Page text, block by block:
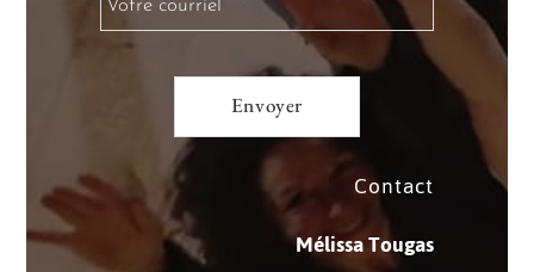
Contact
Mélissa Tougas